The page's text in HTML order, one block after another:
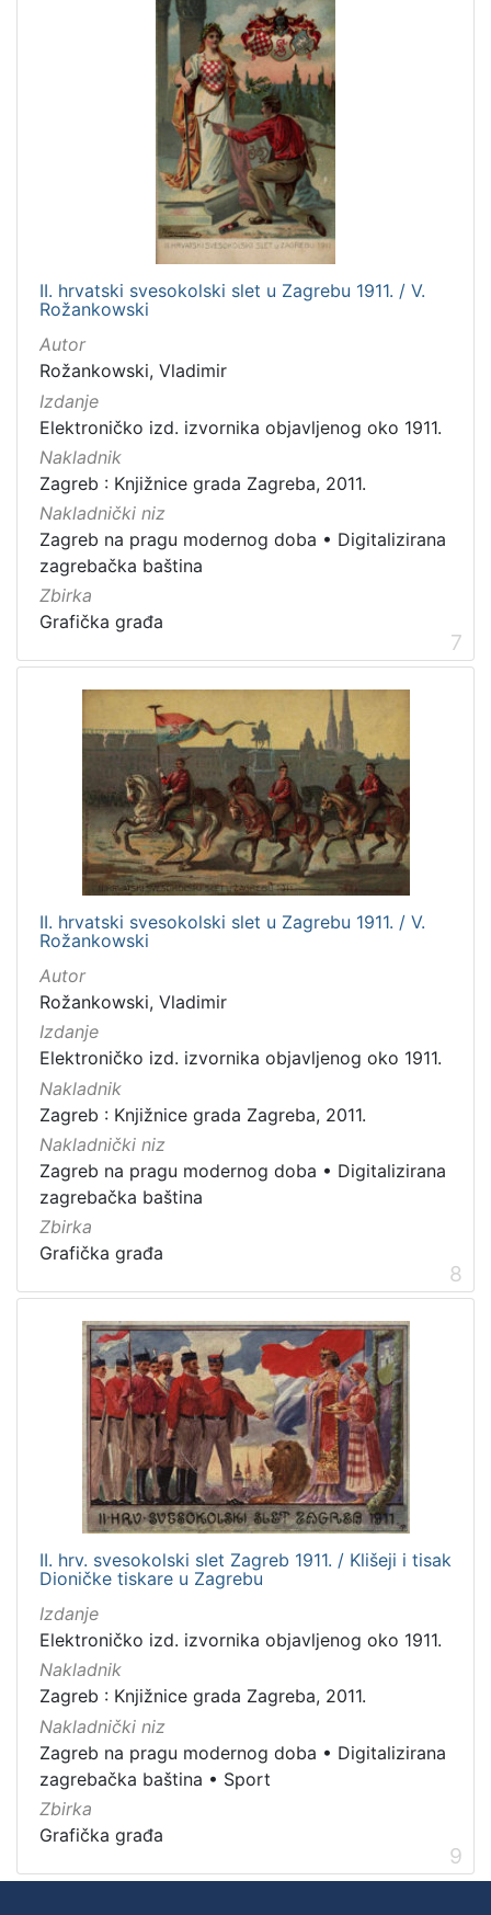
II. hrvatski svesokolski slet u Zagrebu 1911. / V.
Rožankowski
Autor
Rožankowski, Vladimir
Izdanje
Elektroničko izd. izvornika objavljenog oko 1911.
Nakladnik
Zagreb : Knjižnice grada Zagreba, 2011.
Nakladnički niz
Zagreb na pragu modernog doba • Digitalizirana
zagrebačka baština
Zbirka
Grafička građa
7
II. hrvatski svesokolski slet u Zagrebu 1911. / V.
Rožankowski
Autor
Rožankowski, Vladimir
Izdanje
Elektroničko izd. izvornika objavljenog oko 1911.
Nakladnik
Zagreb : Knjižnice grada Zagreba, 2011.
Nakladnički niz
Zagreb na pragu modernog doba • Digitalizirana
zagrebačka baština
Zbirka
Grafička građa
8
II. hrv. svesokolski slet Zagreb 1911. / Klišeji i tisak
Dioničke tiskare u Zagrebu
Izdanje
Elektroničko izd. izvornika objavljenog oko 1911.
Nakladnik
Zagreb : Knjižnice grada Zagreba, 2011.
Nakladnički niz
Zagreb na pragu modernog doba • Digitalizirana
zagrebačka baština • Sport
Zbirka
Grafička građa
9